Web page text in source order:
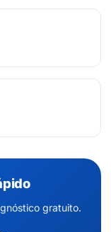
gratuito.